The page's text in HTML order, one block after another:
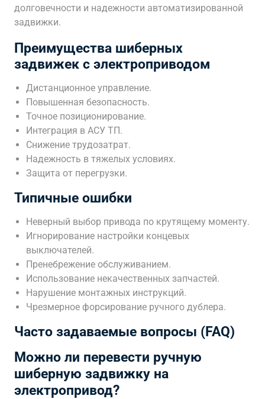
долговечности и надежности автоматизированной
задвижки.
Преимущества шиберных
задвижек с электроприводом
Дистанционное управление.
Повышенная безопасность.
Точное позиционирование.
Интеграция в АСУ ТП.
Снижение трудозатрат.
Надежность в тяжелых условиях.
Защита от перегрузки.
Типичные ошибки
Неверный выбор привода по крутящему моменту.
Игнорирование настройки концевых
выключателей.
Пренебрежение обслуживанием.
Использование некачественных запчастей.
Нарушение монтажных инструкций.
Чрезмерное форсирование ручного дублера.
Часто задаваемые вопросы (FAQ)
Можно ли перевести ручную
шиберную задвижку на
электропривод?